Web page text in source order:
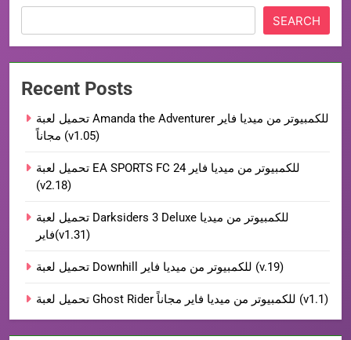
SEARCH
Recent Posts
تحميل لعبة Amanda the Adventurer للكمبيوتر من ميديا فاير
مجاناً (v1.05)
تحميل لعبة EA SPORTS FC 24 للكمبيوتر من ميديا فاير
(v2.18)
تحميل لعبة Darksiders 3 Deluxe للكمبيوتر من ميديا
فاير(v1.31)
تحميل لعبة Downhill للكمبيوتر من ميديا فاير (v.19)
تحميل لعبة Ghost Rider للكمبيوتر من ميديا فاير مجاناً (v1.1)